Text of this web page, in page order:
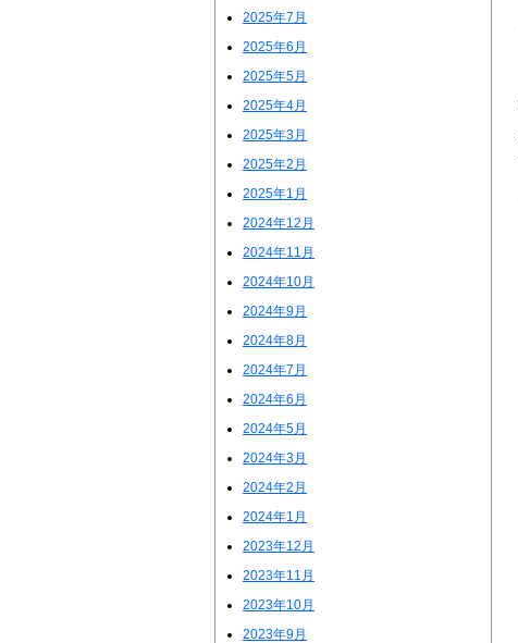
2025年7月
2025年6月
2025年5月
2025年4月
2025年3月
2025年2月
2025年1月
2024年12月
2024年11月
2024年10月
2024年9月
2024年8月
2024年7月
2024年6月
2024年5月
2024年3月
2024年2月
2024年1月
2023年12月
2023年11月
2023年10月
2023年9月